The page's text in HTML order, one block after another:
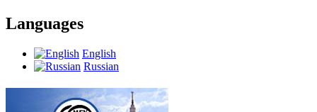
Languages
English
Russian